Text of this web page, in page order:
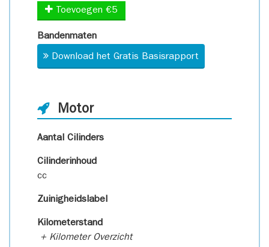
Toevoegen €5
Bandenmaten
Download het Gratis Basisrapport
Motor
Aantal Cilinders
Cilinderinhoud
cc
Zuinigheidslabel
Kilometerstand
+ Kilometer Overzicht